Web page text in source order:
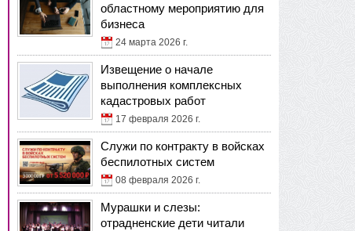
областному мероприятию для
бизнеса
24 марта 2026 г.
Извещение о начале
выполнения комплексных
кадастровых работ
17 февраля 2026 г.
Служи по контракту в войсках
беспилотных систем
08 февраля 2026 г.
Мурашки и слезы:
отрадненские дети читали